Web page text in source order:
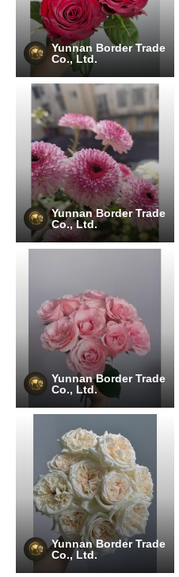
Yunnan Border Trade
Co., Ltd.
Yunnan Border Trade
Co., Ltd.
Yunnan Border Trade
Co., Ltd.
Yunnan Border Trade
Co., Ltd.